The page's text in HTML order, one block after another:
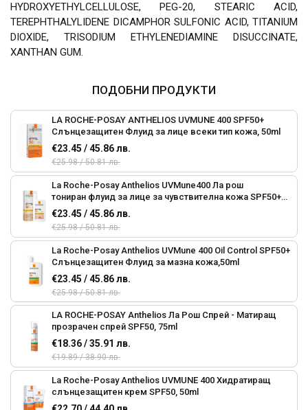
ПОДОБНИ ПРОДУКТИ
LA ROCHE-POSAY ANTHELIOS UVMUNE 400 SPF50+
Слънцезащитен Флуид за лице всеки тип кожа, 50ml
€23.45 / 45.86 лв.
€25.98 / 50.81 лв.
La Roche-Posay Anthelios UVMune400 Ла рош
тониран флуид за лице за чувствителна кожа SPF50+
50ml
€23.45 / 45.86 лв.
€25.98 / 50.81 лв.
La Roche-Posay Anthelios UVMune 400 Oil Control SPF50+
Слънцезащитен Флуид за мазна кожа,50ml
€23.45 / 45.86 лв.
€25.98 / 50.81 лв.
LA ROCHE-POSAY Anthelios Ла Рош Спрей - Матиращ
прозрачен спрей SPF50, 75ml
€18.36 / 35.91 лв.
€19.89 / 38.90 лв.
La Roche-Posay Anthelios UVMUNE 400 Хидратиращ
слънцезащитен крем SPF50, 50ml
HYDROXYETHYLCELLULOSE, PEG-20, STEARIC ACID,
TEREPHTHALYLIDENE DICAMPHOR SULFONIC ACID, TITANIUM
DIOXIDE, TRISODIUM ETHYLENEDIAMINE DISUCCINATE,
XANTHAN GUM.